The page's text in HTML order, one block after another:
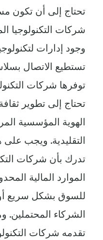
تحتاج إلى أن تكون
شركات التكنولوجيا
وجود إدارات
تستطيع الاتصال
توفرها شركات
تحتاج إلى تطوير
الهوية المؤسسية
التقليدية. ويجب
تدرك بأن شركات
الموارد المالية
للسوق بشكل سريع أو
الشركاء المحتملين.
تقدمه شركات